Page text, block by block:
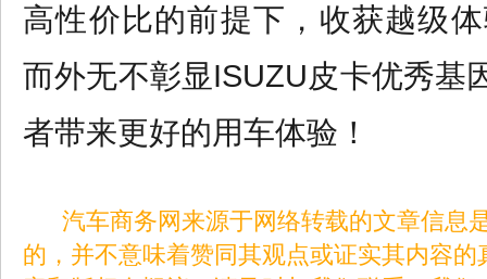
高性价比的前提下，收获越级
而外无不彰显ISUZU皮卡优秀基
者带来更好的用车体验！
汽车商务网来源于网络转载的文章信息
的，并不意味着赞同其观点或证实其内容